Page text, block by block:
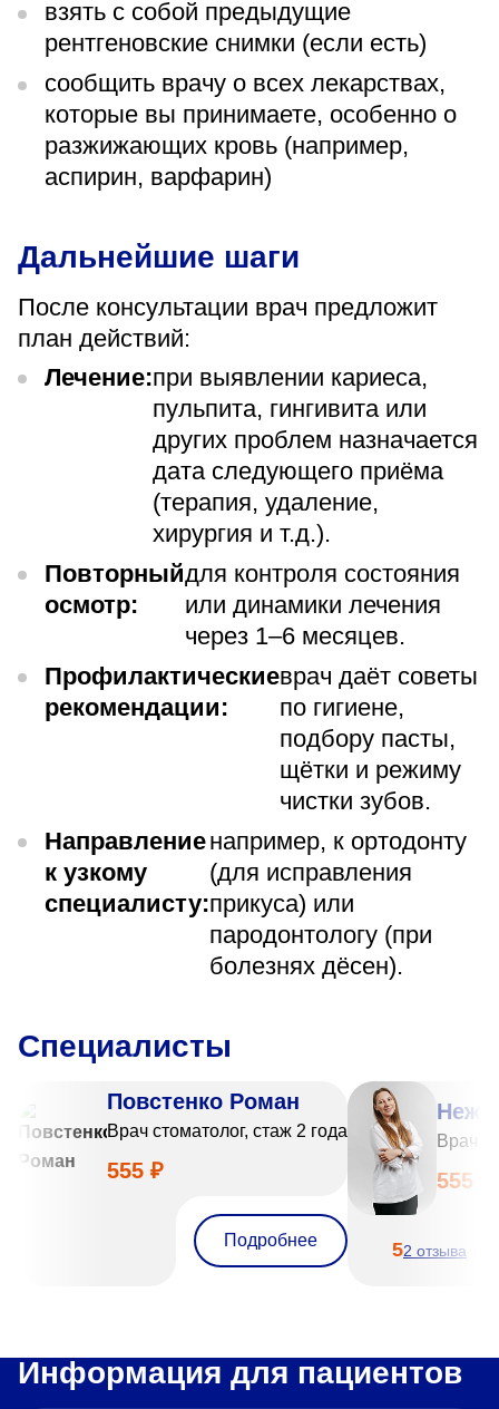
взять с собой предыдущие
рентгеновские снимки (если есть)
сообщить врачу о всех лекарствах,
которые вы принимаете, особенно о
разжижающих кровь (например,
аспирин, варфарин)
Дальнейшие шаги
После консультации врач предложит
план действий:
Лечение:при выявлении кариеса,
пульпита, гингивита или
других проблем назначается
дата следующего приёма
(терапия, удаление,
хирургия и т.д.).
Повторный
осмотр:
для контроля состояния
или динамики лечения
через 1–6 месяцев.
Профилактические
рекомендации:
врач даёт советы
по гигиене,
подбору пасты,
щётки и режиму
чистки зубов.
Направление
к узкому
специалисту:
например, к ортодонту
(для исправления
прикуса) или
пародонтологу (при
болезнях дёсен).
Специалисты
Повстенко Роман
Врач стоматолог, стаж 2 года
555 ₽
Подробнее
Врач
555 ₽
52 отзыва
Информация для пациентов